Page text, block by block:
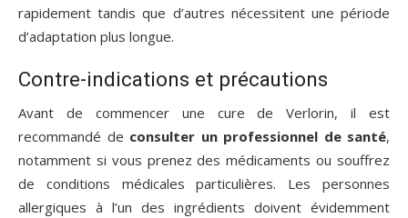
rapidement tandis que d’autres nécessitent une période
d’adaptation plus longue.
Contre-indications et précautions
Avant de commencer une cure de Verlorin, il est
recommandé de consulter un professionnel de santé,
notamment si vous prenez des médicaments ou souffrez
de conditions médicales particulières. Les personnes
allergiques à l’un des ingrédients doivent évidemment